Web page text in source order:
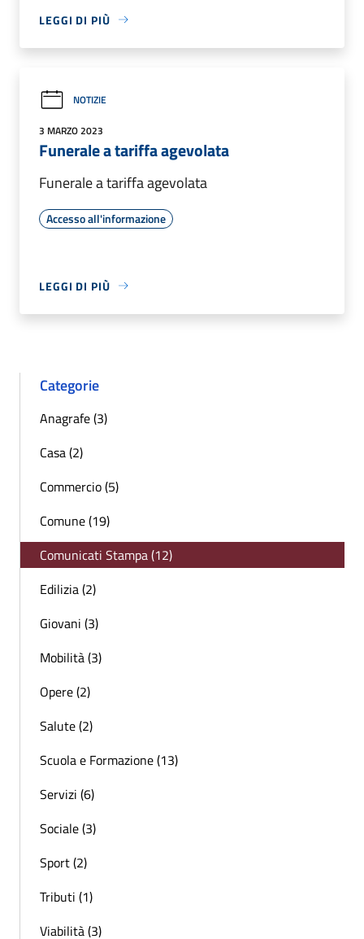
LEGGI DI PIÙ
NOTIZIE
3 MARZO 2023
Funerale a tariffa agevolata
Funerale a tariffa agevolata
Accesso all'informazione
LEGGI DI PIÙ
Categorie
Anagrafe (3)
Casa (2)
Commercio (5)
Comune (19)
Comunicati Stampa (12)
Edilizia (2)
Giovani (3)
Mobilità (3)
Opere (2)
Salute (2)
Scuola e Formazione (13)
Servizi (6)
Sociale (3)
Sport (2)
Tributi (1)
Viabilità (3)